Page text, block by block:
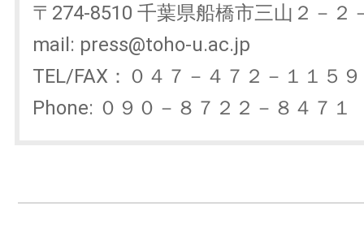
〒274-8510 千葉県船橋市三山２
mail: press@toho-u.ac.jp
TEL/FAX：０４７－４７２－
Phone: ０９０－８７２２－８４７１